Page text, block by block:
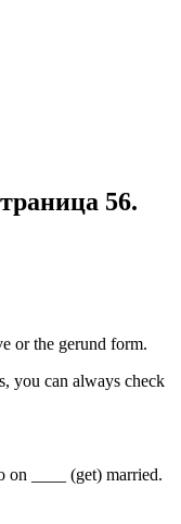
56.
or the gerund form.
you can always check
on ____ (get) married.